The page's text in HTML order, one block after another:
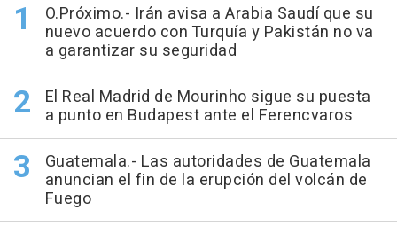
O.Próximo.- Irán avisa a Arabia Saudí que su
nuevo acuerdo con Turquía y Pakistán no va
a garantizar su seguridad
El Real Madrid de Mourinho sigue su puesta
a punto en Budapest ante el Ferencvaros
Guatemala.- Las autoridades de Guatemala
anuncian el fin de la erupción del volcán de
Fuego